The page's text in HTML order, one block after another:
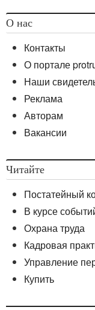
О нас
Контакты
О портале
Наши
Реклама
Авторам
Вакансии
Читайте
Постатейный
В курсе
Охрана труда
Кадровая
Управление
Купить